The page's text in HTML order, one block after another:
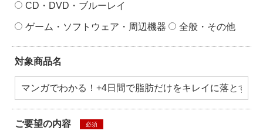
CD・DVD・ブルーレイ
ゲーム・ソフトウェア・周辺機器 全般・その他
対象商品名
ご要望の内容 必須